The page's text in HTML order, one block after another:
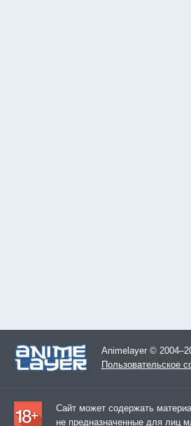
Animelayer ©
Пользовательское
Сайт может содержать
не предназначенные для лиц